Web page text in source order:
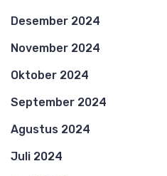
Desember 2024
November 2024
Oktober 2024
September 2024
Agustus 2024
Juli 2024